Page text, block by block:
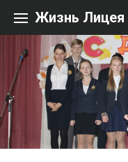
Жизнь Лицея